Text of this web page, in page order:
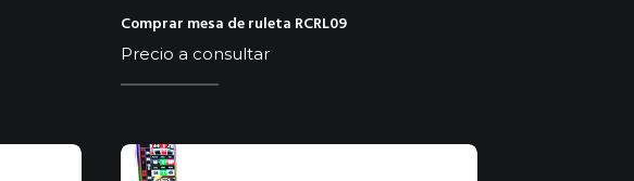
Comprar mesa de ruleta RCRL09
Precio a consultar